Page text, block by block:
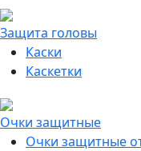
Защита головы
Каски
Каскетки
Очки защитные
Очки защитные